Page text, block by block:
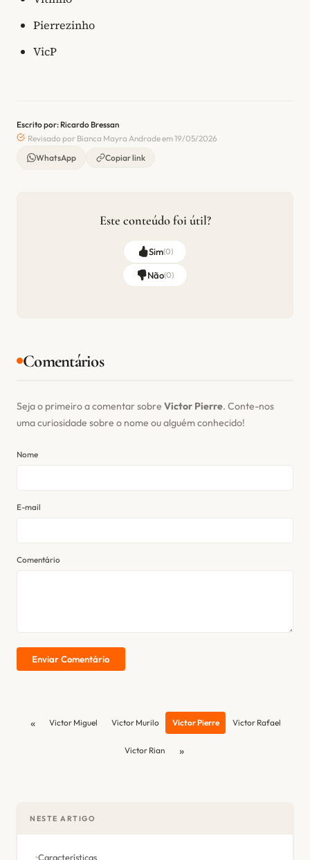
Pierrezinho
VicP
Escrito por: Ricardo Bressan
Revisado por Bianca Mayra Andrade em 19/05/2026
WhatsApp
Copiar link
Este conteúdo foi útil?
Sim(0)
Não(0)
Comentários
Seja o primeiro a comentar sobre Victor Pierre. Conte-nos
uma curiosidade sobre o nome ou alguém conhecido!
Nome
E-mail
Comentário
Enviar Comentário
« Victor Miguel Victor Murilo Victor Pierre Victor Rafael
Victor Rian »
NESTE ARTIGO
Características